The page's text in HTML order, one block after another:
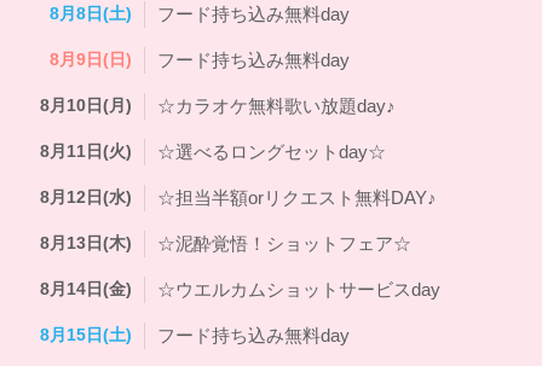
8月8日(土) フード持ち込み無料day
8月9日(日) フード持ち込み無料day
8月10日(月) ☆カラオケ無料歌い放題day♪
8月11日(火) ☆選べるロングセットday☆
8月12日(水) ☆担当半額orリクエスト無料DAY♪
8月13日(木) ☆泥酔覚悟！ショットフェア☆
8月14日(金) ☆ウエルカムショットサービスday
8月15日(土) フード持ち込み無料day